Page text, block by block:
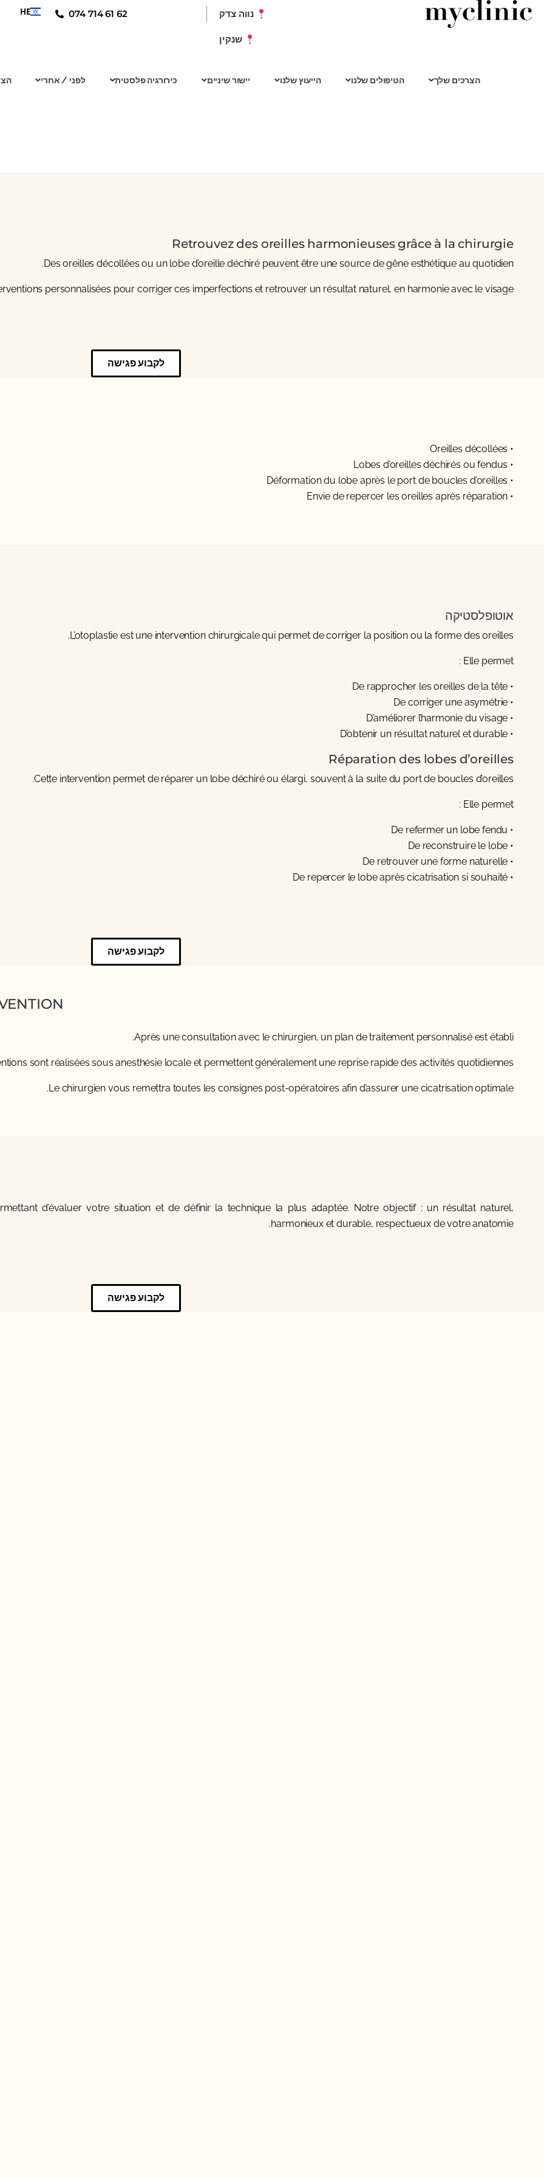
נווה צדק
שנקין
074 714 61 62
HE
הצרכים שלך הטיפולים שלנו הייעוץ שלנו יישור שיניים כירורגיה פלסטית לפני / אחרי
Retrouvez des oreilles harmonieuses grâce à la chirurgie
Des oreilles décollées ou un lobe d’oreille déchiré peuvent être une source de gêne esthétique au quotidien.
personnalisées pour corriger ces imperfections et retrouver un résultat naturel, en harmonie avec le visage.
לקבוע פגישה
• Oreilles décollées
• Lobes d’oreilles déchirés ou fendus
• Déformation du lobe après le port de boucles d’oreilles
• Envie de repercer les oreilles après réparation
אוטופלסטיקה
L’otoplastie est une intervention chirurgicale qui permet de corriger la position ou la forme des oreilles.
Elle permet :
• De rapprocher les oreilles de la tête
• De corriger une asymétrie
• D’améliorer l’harmonie du visage
• D’obtenir un résultat naturel et durable
Réparation des lobes d’oreilles
Cette intervention permet de réparer un lobe déchiré ou élargi, souvent à la suite du port de boucles d’oreilles.
Elle permet :
• De refermer un lobe fendu
• De reconstruire le lobe
• De retrouver une forme naturelle
• De repercer le lobe après cicatrisation si souhaité
לקבוע פגישה
?
Après une consultation avec le chirurgien, un plan de traitement personnalisé est établi.
sont réalisées sous anesthésie locale et permettent généralement une reprise rapide des activités quotidiennes.
Le chirurgien vous remettra toutes les consignes post-opératoires afin d’assurer une cicatrisation optimale.
d’évaluer votre situation et de définir la technique la plus adaptée. Notre objectif : un résultat naturel,
harmonieux et durable, respectueux de votre anatomie.
לקבוע פגישה